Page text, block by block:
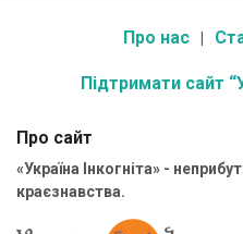
Про нас
Підтримати сайт
Про сайт
«Україна Інкогніта» -
краєзнавства.